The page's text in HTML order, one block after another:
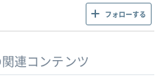
フォローする
連コンテンツ